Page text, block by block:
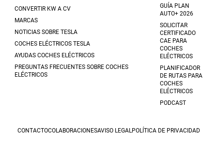
CONVERTIR KW A CV
MARCAS
NOTICIAS SOBRE TESLA
COCHES ELÉCTRICOS TESLA
AYUDAS COCHES ELÉCTRICOS
PREGUNTAS FRECUENTES SOBRE COCHES
ELÉCTRICOS
GUÍA PLAN
AUTO+ 2026
SOLICITAR
CERTIFICADO
CAE PARA
COCHES
ELÉCTRICOS
PLANIFICADOR
DE RUTAS PARA
COCHES
ELÉCTRICOS
PODCAST
CONTACTOCOLABORACIONESAVISO LEGALPOLÍTICA DE PRIVACIDAD